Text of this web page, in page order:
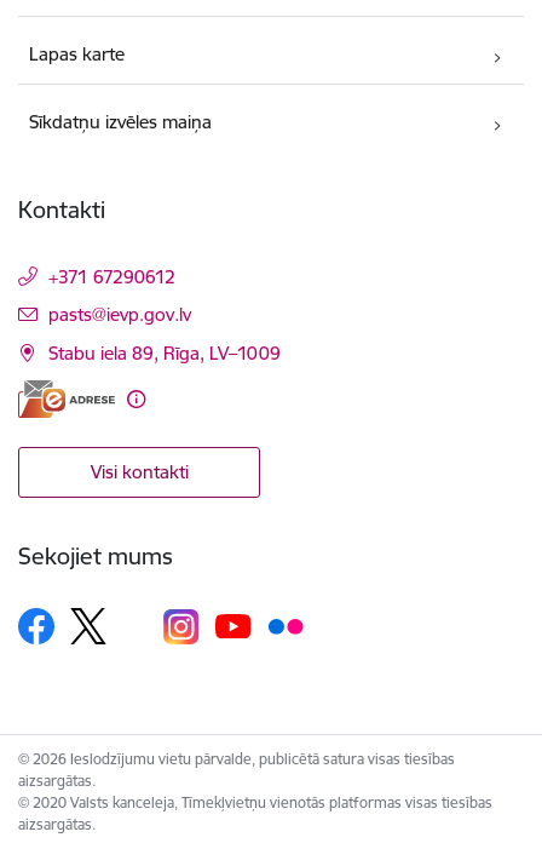
Lapas karte
Sīkdatņu izvēles maiņa
Kontakti
+371 67290612
E-pasts:
pasts@ievp.gov.lv
Stabu iela 89, Rīga, LV–1009
Visi kontakti
Sekojiet mums
© 2026 Ieslodzījumu vietu pārvalde, publicētā satura visas tiesības
aizsargātas.
© 2020 Valsts kanceleja, Tīmekļvietņu vienotās platformas visas tiesības
aizsargātas.